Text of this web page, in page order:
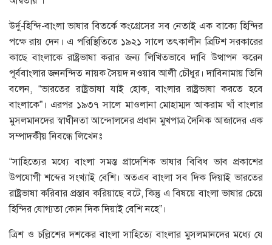
উর্দু-হিন্দি-বাংলা ভাষার বিতর্কে কংগ্রেসের সব নেতাই এক বাক্যে হিন্দির
পক্ষে রায় দেন। এ পরিস্থিতিতে ১৯২১‌ সালে তৎকালীন ব্রিটিশ সরকারের
কাছে বাংলাকে রাষ্ট্রভাষা করার জন্য লিখিতভাবে দাবি উত্থাপন করেন
পূর্ববাংলার জননন্দিত নায়ক সৈয়দ নওয়াব আলী চৌধুর। দাবিনামায় তিনি
বলেন, “ভারতের রাষ্ট্রভাষা যাই হোক, বাংলার রাষ্ট্রভাষা করতে হবে
বাংলাকে”। এরপর ১৯৩৭ সালে মাওলানা মোহাম্মদ আকরাম খাঁ বাংলার
মুসলমানদের স্বাধীনতা আন্দোলনের প্রধান মুখপাত্র দৈনিক আজাদের এক
সম্পাদকীয় নিবন্ধে লিখেনঃ
“সাহিত্যের মধ্যে বাংলা সমস্ত প্রাদেশিক ভাষার বিবিধ ভাব প্রকাশের
উপযোগী শব্দের সংখ্যাই বেশি। অতএব বাংলা সব দিক দিয়াই ভারতের
রাষ্ট্রভাষা করিবার প্রস্তাব করিয়াছে বটে, কিন্তু এ বিষয়ে বাংলা ভাষার চেয়ে
হিন্দির যোগ্যতা কোন দিক দিয়াই বেশি নহে”।
ত্রিশ ও চল্লিশের দশকের বাংলা সাহিত্যে বাংলার মুসলমানদের মধ্যে যে